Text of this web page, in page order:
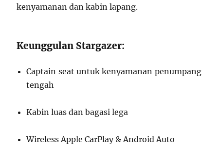
kenyamanan dan kabin lapang.
Keunggulan Stargazer:
Captain seat untuk kenyamanan penumpang
tengah
Kabin luas dan bagasi lega
Wireless Apple CarPlay & Android Auto